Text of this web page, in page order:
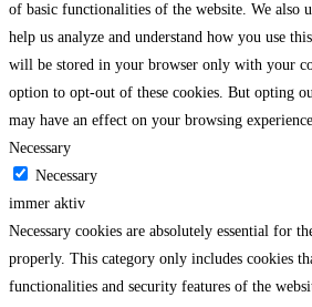
of basic functionalities of the website. We also
help us analyze and understand how you use
will be stored in your browser only with your
option to opt-out of these cookies. But opting
may have an effect on your browsing
Necessary
Necessary
immer aktiv
Necessary cookies are absolutely essential for
properly. This category only includes cookies
functionalities and security features of the